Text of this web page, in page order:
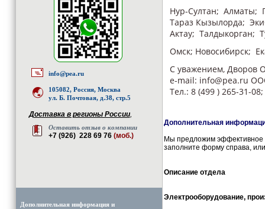
info@pea.ru
105082, Россия, Москва
ул. Б. Почтовая, д.38, стр.5
Доставка в регионы России,
Оставить отзыв о компании
+7 (926) 228 69 76 (моб.)
Дополнительная информация и
Нур-Султан; Алматы;
Тараз Кызылорда;
Актау; Талдыкорган;
Омск; Новосибирск;
С уважением, Дворов
e-mail: info@pea.ru
Тел.: 8 (499 ) 265-31-
Дополнительная
Мы предложим эффективное
заполните форму справа,
Описание отдела
Электрооборудование,